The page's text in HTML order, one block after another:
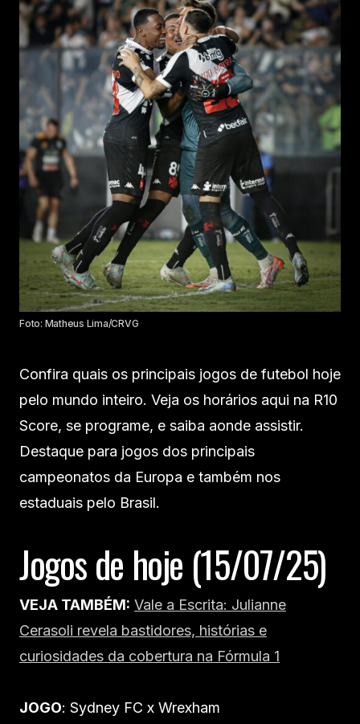
Foto: Matheus Lima/CRVG
Confira quais os principais jogos de futebol hoje
pelo mundo inteiro. Veja os horários aqui na R10
Score, se programe, e saiba aonde assistir.
Destaque para jogos dos principais
campeonatos da Europa e também nos
estaduais pelo Brasil.
Jogos de hoje (15/07/25)
VEJA TAMBÉM: Vale a Escrita: Julianne
Cerasoli revela bastidores, histórias e
curiosidades da cobertura na Fórmula 1
JOGO: Sydney FC x Wrexham